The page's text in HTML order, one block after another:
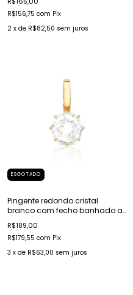
R$156,75 com Pix
2 x de R$82,50 sem juros
ESGOTADO
Pingente redondo cristal
branco com fecho banhado a
ouro
R$189,00
R$179,55 com Pix
3 x de R$63,00 sem juros